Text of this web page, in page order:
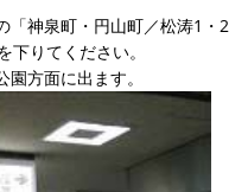
「神泉町・円山町／松涛1・2
りてください。
方面に出ます。